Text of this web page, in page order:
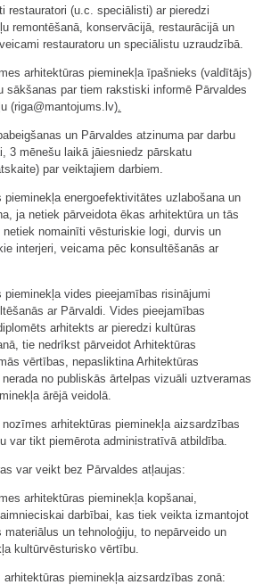
restauratori (u.c. speciālisti) ar pieredzi
remontēšanā, konservācijā, restaurācijā un
restauratoru un speciālistu uzraudzībā.
arhitektūras pieminekļa īpašnieks (valdītājs)
sākšanas par tiem rakstiski informē Pārvaldes
(riga@mantojums.lv).
un Pārvaldes atzinuma par darbu
3 mēnešu laikā jāiesniedz pārskatu
par veiktajiem darbiem.
pieminekļa energoefektivitātes uzlabošana un
ja netiek pārveidota ēkas arhitektūra un tās
nomainīti vēsturiskie logi, durvis un
interjeri, veicama pēc konsultēšanās ar
pieminekļa vides pieejamības risinājumi
ar Pārvaldi. Vides pieejamības
arhitekts ar pieredzi kultūras
tie nedrīkst pārveidot Arhitektūras
vērtības, nepasliktina Arhitektūras
no publiskās ārtelpas vizuāli uztveramas
ārējā veidolā.
arhitektūras pieminekļa aizsardzības
var tikt piemērota administratīvā atbildība.
var veikt bez Pārvaldes atļaujas:
arhitektūras pieminekļa kopšanai,
darbībai, kas tiek veikta izmantojot
un tehnoloģiju, to nepārveido un
kultūrvēsturisko vērtību.
pieminekļa aizsardzības zonā: